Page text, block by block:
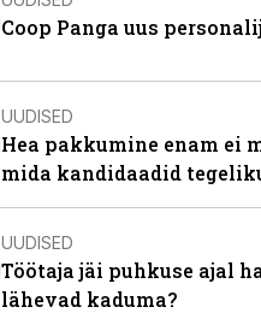
Coop Panga uus
UUDISED
Hea pakkumine enam ei
mida kandidaadid
UUDISED
Töötaja jäi puhkuse ajal
lähevad kaduma?